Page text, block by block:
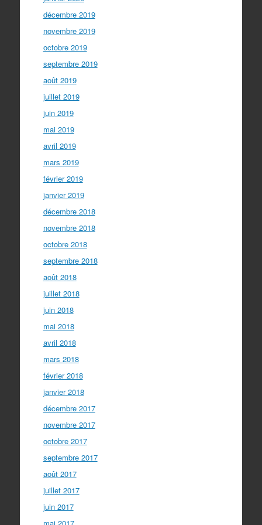
décembre 2019
novembre 2019
octobre 2019
septembre 2019
août 2019
juillet 2019
juin 2019
mai 2019
avril 2019
mars 2019
février 2019
janvier 2019
décembre 2018
novembre 2018
octobre 2018
septembre 2018
août 2018
juillet 2018
juin 2018
mai 2018
avril 2018
mars 2018
février 2018
janvier 2018
décembre 2017
novembre 2017
octobre 2017
septembre 2017
août 2017
juillet 2017
juin 2017